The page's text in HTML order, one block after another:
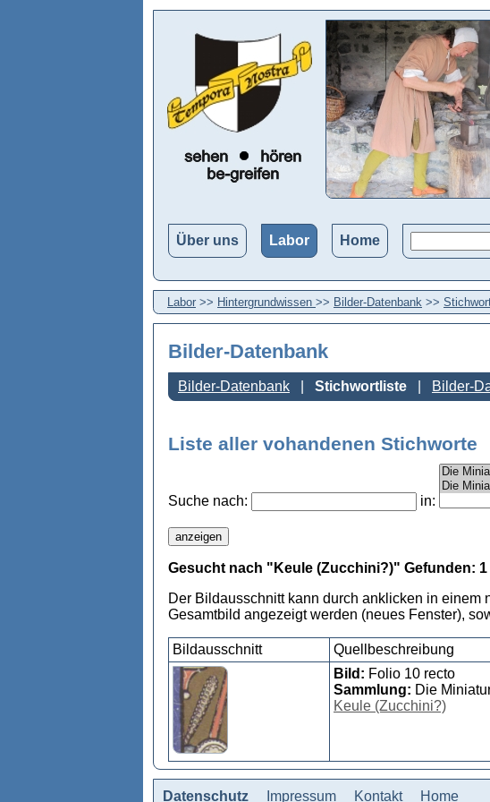
Über uns Labor Home
Labor >> Hintergrundwissen >> Bilder-Datenbank >>
Bilder-Datenbank
Bilder-Datenbank Stichwortliste Bilder-
Liste aller vohandenen Stichworte
Suche nach: in:
Gesucht nach "Keule (Zucchini?)" Gefunden: 1
Der Bildausschnitt kann durch anklicken in
Gesamtbild angezeigt werden (neues Fenster),
Bildausschnitt Quellbeschreibung
Bild: Folio 10 recto
Sammlung: Die
Keule (Zucchini?)
Datenschutz Impressum Kontakt Home